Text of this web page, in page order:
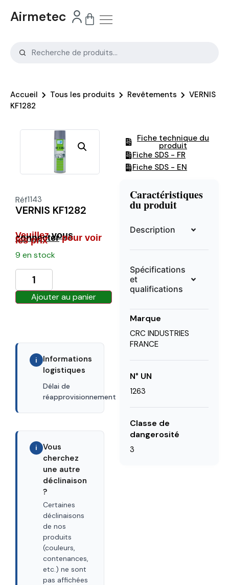
Airmetec
Accueil Tous les produits Revêtements
VERNIS
KF1282
Réf1143
VERNIS KF1282
Veuillezvous
connecterpour voir
les prix
9 en stock
Ajouter au panier
i
Informations
logistiques
Délai de
réapprovisionnement
30 days
i
Vous
cherchez
une autre
déclinaison
?
Certaines
déclinaisons
de nos
produits
(couleurs,
contenances,
etc.) ne sont
pas affichées
Fiche technique du
produit
Fiche SDS - FR
Fiche SDS - EN
Caractéristiques
du produit
Description
Spécifications
et
qualifications
Marque
CRC INDUSTRIES
FRANCE
N° UN
1263
Classe de
dangerosité
3